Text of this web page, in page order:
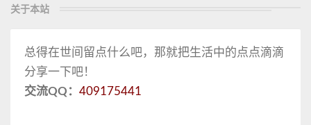
关于本站
总得在世间留点什么吧，那就把生活中的点点滴滴
分享一下吧！
交流QQ： 409175441